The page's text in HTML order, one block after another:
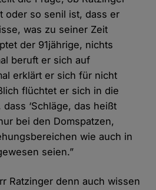
oder so senil ist, dass er
was zu seiner Zeit
der 91jährige, nichts
beruft er sich auf
erklärt er sich für nicht
flüchtet er sich in die
‘Schläge, das heißt
bei den Domspatzen,
wie auch in
seien.”
Ratzinger denn auch wissen